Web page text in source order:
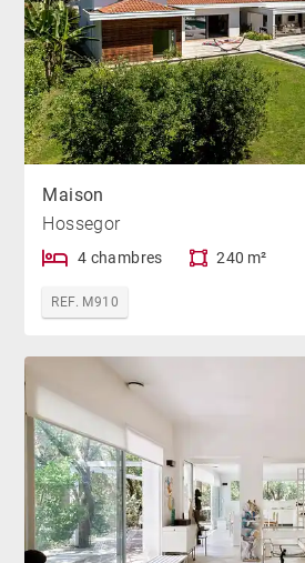
Maison
Hossegor
4 chambres 240 m²
REF. M910